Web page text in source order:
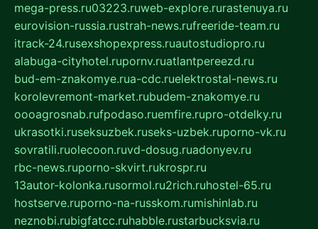
mega-press.ru03223.ruweb-explore.rurastenuya.ru
eurovision-russia.rustrah-news.rufreeride-team.ru
itrack-24.rusexshopexpress.ruautostudiopro.ru
alabuga-cityhotel.rupornv.ruatlantpereezd.ru
bud-em-znakomye.rua-cdc.ruelektrostal-news.ru
korolevremont-market.rubudem-znakomye.ru
oooagrosnab.rufpodaso.ruemfire.rupro-otdelky.ru
ukrasotki.ruseksuzbek.ruseks-uzbek.ruporno-vk.ru
sovratili.ruolecoon.ruvd-dosug.ruadonyev.ru
rbc-news.ruporno-skvirt.rukrospr.ru
13autor-kolonka.rusormol.ru2rich.ruhostel-65.ru
hostserve.ruporno-na-russkom.rumishinlab.ru
neznobi.rubigfatcc.ruhabble.rustarbucksvia.ru